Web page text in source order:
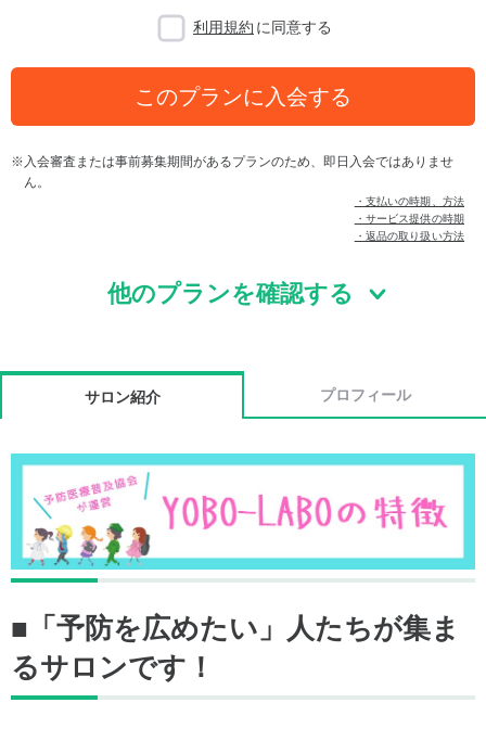
利用規約 に同意する
このプランに入会する
入会審査または事前募集期間があるプランのため、即日入会ではありませ
ん。
・支払いの時期、方法
・サービス提供の時期
・返品の取り扱い方法
他のプランを確認する
サロン紹介 プロフィール
■「予防を広めたい」人たちが集ま
るサロンです！